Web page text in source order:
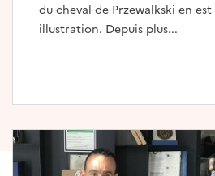
du cheval de Przewalkski en
illustration. Depuis plus...